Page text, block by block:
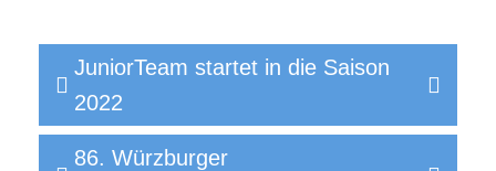
JuniorTeam startet in die Saison
2022
86. Würzburger